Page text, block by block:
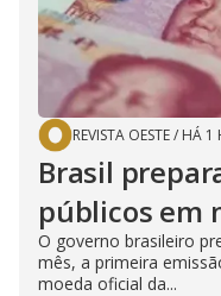
REVISTA OESTE/ HÁ 1
Brasil
públicos em
O governo brasileiro
mês, a primeira
moeda oficial da...